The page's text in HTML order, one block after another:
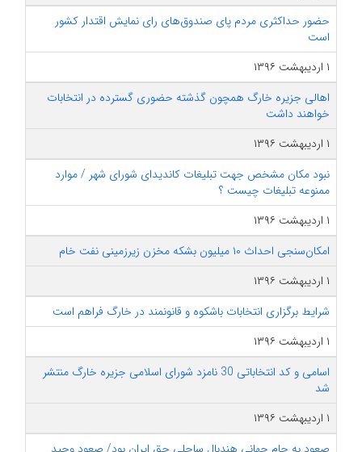
حضور حداکثری مردم پای صندوق‌های رای نمایش اقتدار کشور
است
۱ اردیبهشت ۱۳۹۶
اهالی جزیره خارگ همچون گذشته حضوری گسترده در انتخابات
خواهند داشت
۱ اردیبهشت ۱۳۹۶
نبود مکان مشخص جهت تبلیغات کاندیدای شورای شهر / موارد
ممنوعه تبلیغات چیست ؟
۱ اردیبهشت ۱۳۹۶
امکان‌سنجی احداث ۱۰ میلیون بشکه مخزن زیرزمینی نفت خام
۱ اردیبهشت ۱۳۹۶
شرایط برگزاری انتخابات باشکوه و قانونمند در خارگ فراهم است
۱ اردیبهشت ۱۳۹۶
اسامی و کد انتخاباتی 30 نامزد شورای اسلامی جزیره خارگ منتشر
شد
۱ اردیبهشت ۱۳۹۶